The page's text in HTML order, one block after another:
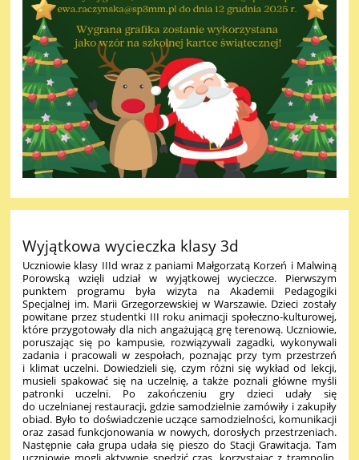
Wyjątkowa wycieczka klasy 3d
Uczniowie klasy IIId wraz z paniami Małgorzatą Korzeń i Malwiną
Porowską wzięli udział w wyjątkowej wycieczce. Pierwszym
punktem programu była wizyta na Akademii Pedagogiki
Specjalnej im. Marii Grzegorzewskiej w Warszawie. Dzieci zostały
powitane przez studentki III roku animacji społeczno-kulturowej,
które przygotowały dla nich angażującą grę terenową. Uczniowie,
poruszając się po kampusie, rozwiązywali zagadki, wykonywali
zadania i pracowali w zespołach, poznając przy tym przestrzeń
i klimat uczelni. Dowiedzieli się, czym różni się wykład od lekcji,
musieli spakować się na uczelnię, a także poznali główne myśli
patronki uczelni. Po zakończeniu gry dzieci udały się
do uczelnianej restauracji, gdzie samodzielnie zamówiły i zakupiły
obiad. Było to doświadczenie uczące samodzielności, komunikacji
oraz zasad funkcjonowania w nowych, dorosłych przestrzeniach.
Następnie cała grupa udała się pieszo do Stacji Grawitacja. Tam